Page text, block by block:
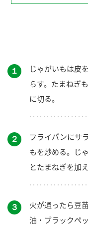
１
じゃがいもは皮
らす。たまねぎ
に切る。
２
フライパンにサ
もを炒める。じ
とたまねぎを加
３
火が通ったら豆
油・ブラックペ